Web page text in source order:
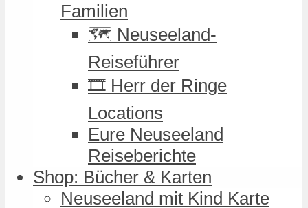
Familien
🗺️ Neuseeland-
Reiseführer
🎞️ Herr der Ringe
Locations
Eure Neuseeland
Reiseberichte
Shop: Bücher & Karten
Neuseeland mit Kind Karte